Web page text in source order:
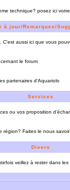
technique? posez ici
à jour/Remarques/
C'est aussi ici que vous
le forum
partenaires d'Aquariolo
Services
ou vos proposition
région? Faites le nous savoir
Divers
veillez à rester dans les